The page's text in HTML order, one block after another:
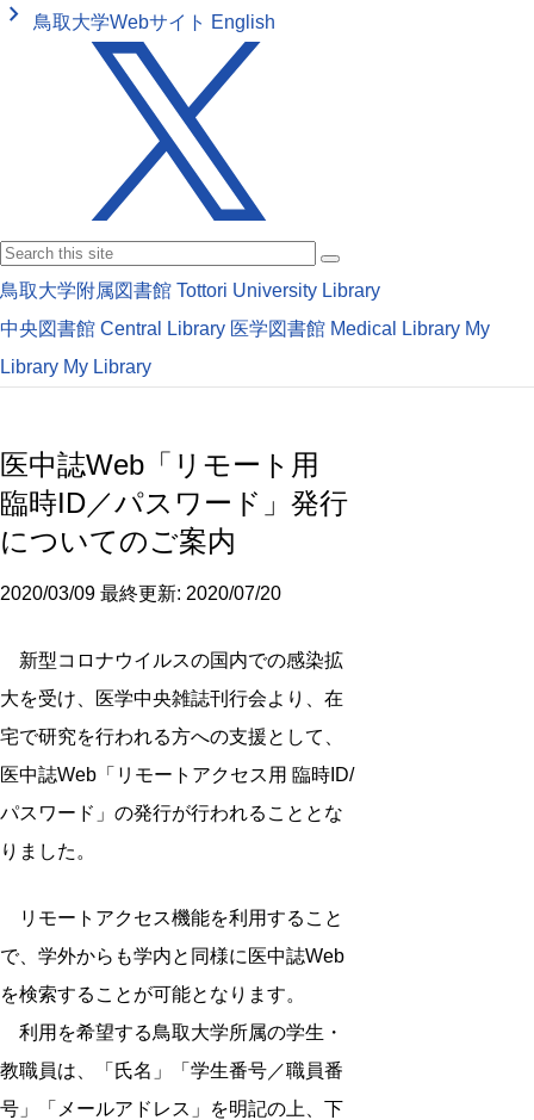
keyboard_arrow_right 鳥取大学Webサイト English
鳥取大学附属図書館 Tottori University Library
中央図書館 Central Library 医学図書館 Medical Library My
Library My Library
医中誌Web「リモート用
臨時ID／パスワード」発行
についてのご案内
2020/03/09 最終更新: 2020/07/20
新型コロナウイルスの国内での感染拡
大を受け、医学中央雑誌刊行会より、在
宅で研究を行われる方への支援として、
医中誌Web「リモートアクセス用 臨時ID/
パスワード」の発行が行われることとな
りました。
リモートアクセス機能を利用すること
で、学外からも学内と同様に医中誌Web
を検索することが可能となります。
利用を希望する鳥取大学所属の学生・
教職員は、「氏名」「学生番号／職員番
号」「メールアドレス」を明記の上、下